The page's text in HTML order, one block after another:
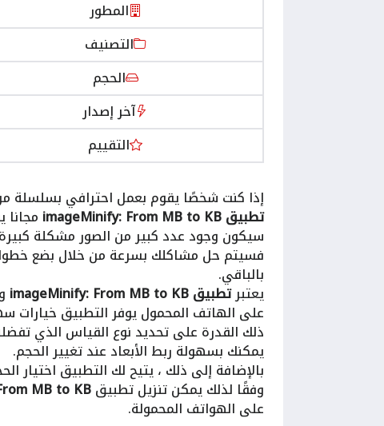
المطور
التصنيف
الحجم
آخر إصدار
التقييم
إذا كنت شخصًا يقوم بعمل احترافي بسلسلة
تطبيقimageMinify: From MB to KB
سيكون وجود عدد كبير من الصور مشكلة
فسيتم حل مشاكلك بسرعة من خلال بضع
بالباقي.
يعتبرتطبيق imageMinify: From MB to KB
على الهاتف المحمول يوفر التطبيق
ذلك القدرة على تحديد نوع القياس الذي
يمكنك بسهولة ربط الأبعاد عند تغيير الحجم.
بالإضافة إلى ذلك ، يتيح لك التطبيق اختيار
وفقًا لذلك يمكن تنزيل تطبيقMB to KB
على الهواتف المحمولة.